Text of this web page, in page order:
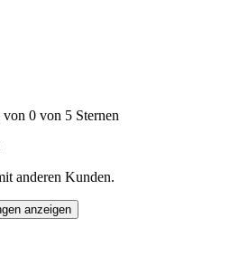
0 von 5 Sternen
anderen Kunden.
anzeigen